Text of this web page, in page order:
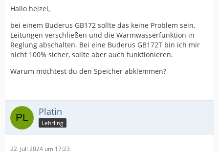
Hallo heizel,
bei einem Buderus GB172 sollte das keine Problem sein.
Leitungen verschließen und die Warmwasserfunktion in
Reglung abschalten. Bei eine Buderus GB172T bin ich mir
nicht 100% sicher, sollte aber auch funktionieren.
Warum möchtest du den Speicher abklemmen?
Platin
Lehrling
22. Juli 2024 um 17:23